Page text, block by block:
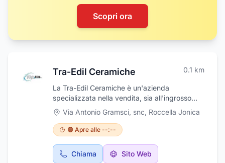
Scopri ora
Tra-Edil Ceramiche 0.1 km
La Tra-Edil Ceramiche è un'azienda
specializzata nella vendita, sia all'ingrosso
che al dettaglio, di forniture termoidrauliche e
di arredo bagno. La ditta di Roccella Ionica, in
provincia di Reggio Calabria, offre un'ampia
gamma di articoli quali box doccia, sanitari,
attrezzature per l'idromassaggio,
climatizzatori, pompe di calore e caminetti. Si
Via Antonio Gramsci, snc, Roccella Jonica
🟠 Apre alle --:--
Chiama Sito Web